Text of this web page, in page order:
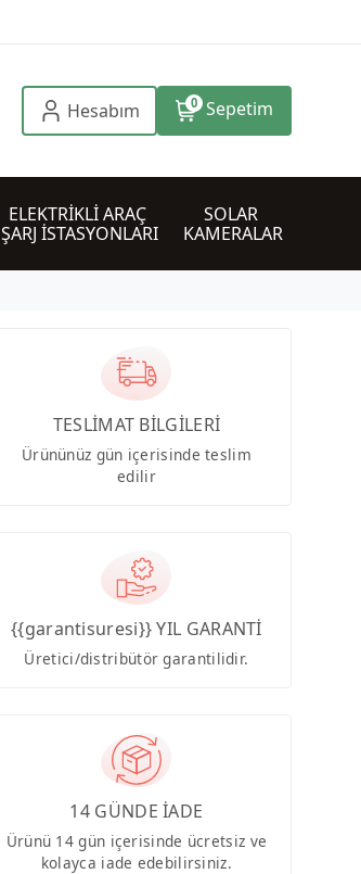
Hesabım 0 Sepetim
ELEKTRİKLİ ARAÇ
ŞARJ İSTASYONLARI
SOLAR
KAMERALAR
TESLİMAT BİLGİLERİ
Ürününüz gün içerisinde teslim
edilir
{{garantisuresi}} YIL GARANTİ
Üretici/distribütör garantilidir.
14 GÜNDE İADE
Ürünü 14 gün içerisinde ücretsiz ve
kolayca iade edebilirsiniz.